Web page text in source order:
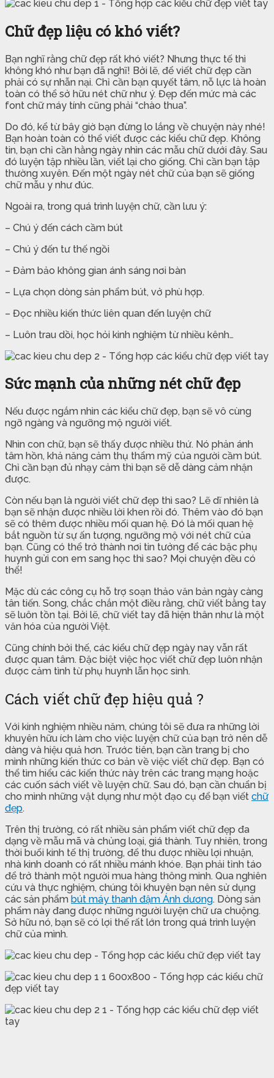
Chữ đẹp liệu có khó viết?
Bạn nghĩ rằng chữ đẹp rất khó viết? Nhưng thực tế thì
không khó như bạn đã nghĩ! Bởi lẽ, để viết chữ đẹp cần
phải có sự nhẫn nại. Chỉ cần bạn quyết tâm, nỗ lực là hoàn
toàn có thể sở hữu nét chữ như ý. Đẹp đến mức mà các
font chữ máy tính cũng phải “chào thua”.
Do đó, kể từ bây giờ bạn đừng lo lắng về chuyện này nhé!
Bạn hoàn toàn có thể viết được các kiểu chữ đẹp. Không
tin, bạn chỉ cần hằng ngày nhìn các mẫu chữ dưới đây. Sau
đó luyện tập nhiều lần, viết lại cho giống. Chỉ cần bạn tập
thường xuyên. Đến một ngày nét chữ của bạn sẽ giống
chữ mẫu y như đúc.
Ngoài ra, trong quá trình luyện chữ, cần lưu ý:
– Chú ý đến cách cầm bút
– Chú ý đến tư thế ngồi
– Đảm bảo không gian ánh sáng nơi bàn
– Lựa chọn dòng sản phẩm bút, vở phù hợp.
– Đọc nhiều kiến thức liên quan đến luyện chữ
– Luôn trau dồi, học hỏi kinh nghiệm từ nhiều kênh…
Sức mạnh của những nét chữ đẹp
Nếu được ngắm nhìn các kiểu chữ đẹp, bạn sẽ vô cùng
ngỡ ngàng và ngưỡng mộ người viết.
Nhìn con chữ, bạn sẽ thấy được nhiều thứ. Nó phản ánh
tâm hồn, khả năng cảm thụ thẩm mỹ của người cầm bút.
Chỉ cần bạn đủ nhạy cảm thì bạn sẽ dễ dàng cảm nhận
được.
Còn nếu bạn là người viết chữ đẹp thì sao? Lẽ dĩ nhiên là
bạn sẽ nhận được nhiều lời khen rồi đó. Thêm vào đó bạn
sẽ có thêm được nhiều mối quan hệ. Đó là mối quan hệ
bắt nguồn từ sự ấn tượng, ngưỡng mộ với nét chữ của
bạn. Cũng có thể trở thành nơi tin tưởng để các bậc phụ
huynh gửi con em sang học thì sao? Mọi chuyện đều có
thể!
Mặc dù các công cụ hỗ trợ soạn thảo văn bản ngày càng
tân tiến. Song, chắc chắn một điều rằng, chữ viết bằng tay
sẽ luôn tồn tại. Bởi lẽ, chữ viết tay đã hiện thân như là một
văn hóa của người Việt.
Cũng chính bởi thế, các kiểu chữ đẹp ngày nay vẫn rất
được quan tâm. Đặc biệt việc học viết chữ đẹp luôn nhận
được cảm tình từ phụ huynh lẫn học sinh.
Cách viết chữ đẹp hiệu quả ?
Với kinh nghiệm nhiều năm, chúng tôi sẽ đưa ra những lời
khuyên hữu ích làm cho việc luyện chữ của bạn trở nên dễ
dàng và hiệu quả hơn. Trước tiên, bạn cần trang bị cho
mình những kiến thức cơ bản về việc viết chữ đẹp. Bạn có
thể tìm hiểu các kiến thức này trên các trang mạng hoặc
các cuốn sách viết về luyện chữ. Sau đó, bạn cần chuẩn bị
cho mình những vật dụng như một đạo cụ để bạn viết chữ
đẹp.
Trên thị trường, có rất nhiều sản phẩm viết chữ đẹp đa
dạng về mẫu mã và chủng loại, giá thành. Tuy nhiên, trong
thời buổi kinh tế thị trường, để thu được nhiều lợi nhuận,
nhà kinh doanh có rất nhiều mánh khóe. Bạn phải tỉnh táo
để trở thành một người mua hàng thông minh. Qua nghiên
cứu và thực nghiệm, chúng tôi khuyên bạn nên sử dụng
các sản phẩm bút máy thanh đậm Ánh dương. Dòng sản
phẩm này đang được những người luyện chữ ưa chuộng.
Sở hữu nó, bạn sẽ có lợi thế rất lớn trong quá trình luyện
chữ của mình.